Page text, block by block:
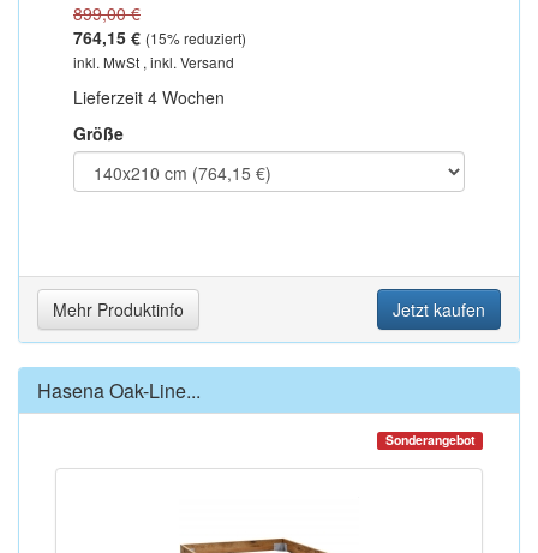
899,00 €
764,15 € (15% reduziert)
inkl. MwSt , inkl. Versand
Lieferzeit 4 Wochen
Größe
Mehr Produktinfo Jetzt kaufen
Hasena Oak-Line...
Sonderangebot